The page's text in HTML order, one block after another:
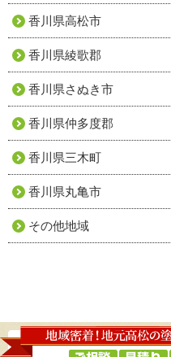
香川県高松市
香川県綾歌郡
香川県さぬき市
香川県仲多度郡
香川県三木町
香川県丸亀市
その他地域